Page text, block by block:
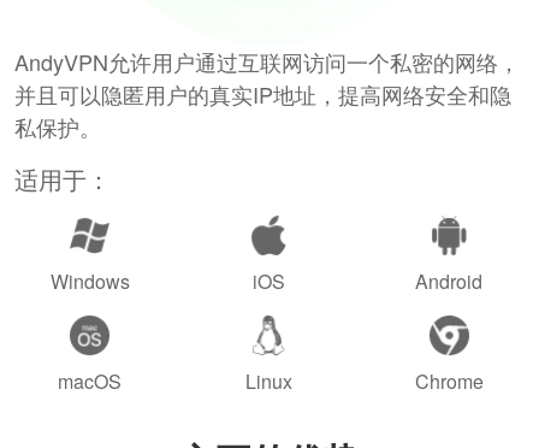
AndyVPN允许用户通过互联网访问一个私密的网络，
并且可以隐匿用户的真实IP地址，提高网络安全和隐
私保护。
适用于：
Windows iOS Android
macOS Linux Chrome